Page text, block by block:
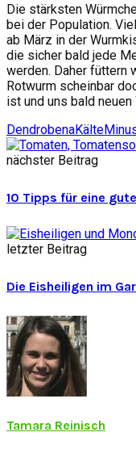
Die stärksten
bei der Population.
ab März in der
die sicher bald jede
werden. Daher füttern
Rotwurm scheinbar
ist und uns bald
DendrobenaKälte
nächster Beitrag
10 Tipps für eine
letzter Beitrag
Die Eisheiligen im
Tamara Reinisch